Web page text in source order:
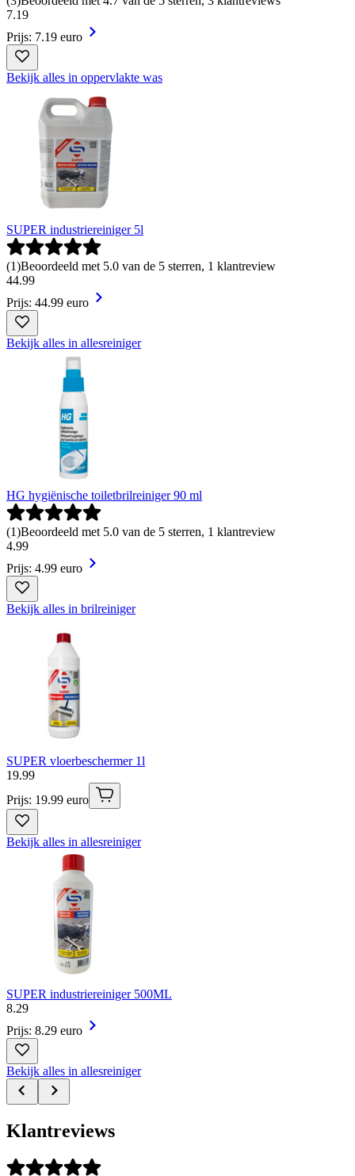
7.19
Prijs: 7.19 euro
Bekijk alles in oppervlakte was
SUPER industriereiniger 5l
(1)Beoordeeld met 5.0 van de 5 sterren, 1 klantreview
44.99
Prijs: 44.99 euro
Bekijk alles in allesreiniger
HG hygiënische toiletbrilreiniger 90 ml
(1)Beoordeeld met 5.0 van de 5 sterren, 1 klantreview
4.99
Prijs: 4.99 euro
Bekijk alles in brilreiniger
SUPER vloerbeschermer 1l
19.99
Prijs: 19.99 euro
Bekijk alles in allesreiniger
SUPER industriereiniger 500ML
8.29
Prijs: 8.29 euro
Bekijk alles in allesreiniger
Klantreviews